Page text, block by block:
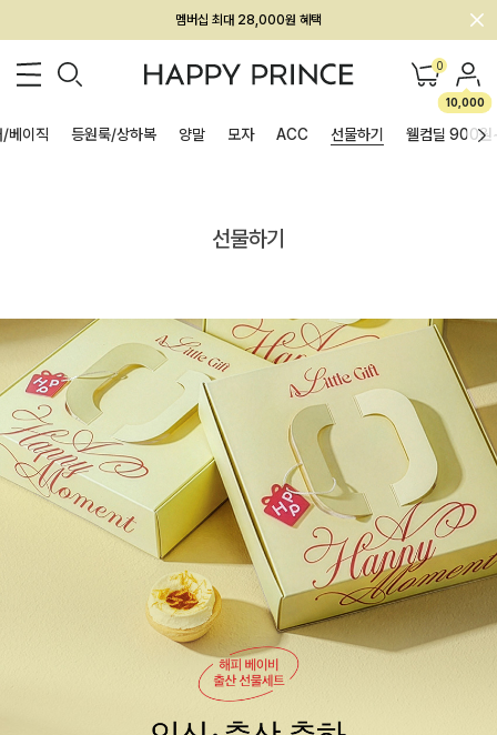
회원전용 아울렛, 가입하면 ~60% 할인!
멤버십 최대 28,000원 혜택 0
10,000
/베이직 등원룩/상하복 양말 모자 ACC 선물하기 웰컴딜 900원
선물하기